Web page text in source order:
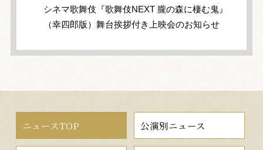
シネマ歌舞伎『歌舞伎NEXT 朧の森に棲む鬼』
（幸四郎版）舞台挨拶付き上映会のお知らせ
ニュースTOP 公演別ニュース